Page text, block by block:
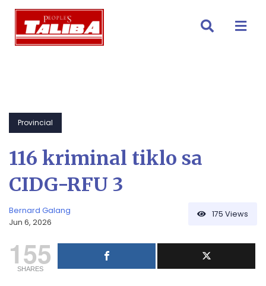
Skip
content
Provincial
116 kriminal tiklo sa
CIDG-RFU 3
Bernard Galang
Jun 6, 2026
175 Views
155
SHARES